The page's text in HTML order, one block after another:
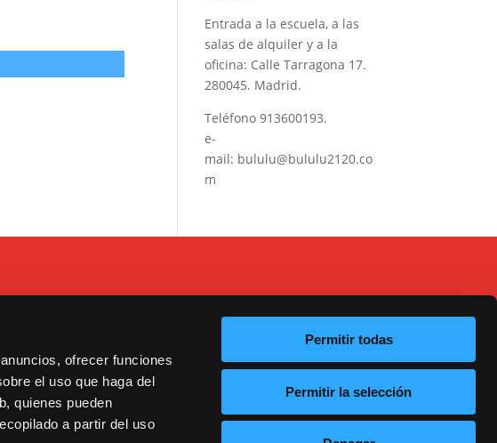
ofrecer funciones
el uso que haga del
quienes pueden
a partir del uso
Permitir todas
Permitir la selección
Entrada a la escuela, a las
salas de alquiler y a la
oficina: Calle Tarragona 17.
280045. Madrid.
Teléfono913600193.
e-
mail: bululu@bululu2120.co
m
privacidad
Bululú 2120